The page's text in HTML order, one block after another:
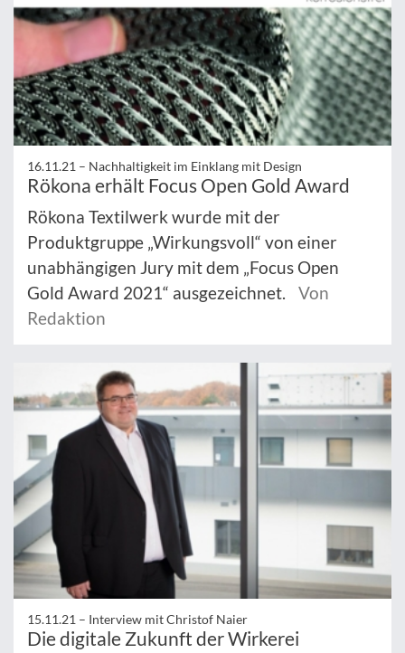
16.11.21 – Nachhaltigkeit im Einklang mit Design
Rökona erhält Focus Open Gold Award
Rökona Textilwerk wurde mit der
Produktgruppe „Wirkungsvoll“ von einer
unabhängigen Jury mit dem „Focus Open
Gold Award 2021“ ausgezeichnet.
Von
Redaktion
15.11.21 – Interview mit Christof Naier
Die digitale Zukunft der Wirkerei